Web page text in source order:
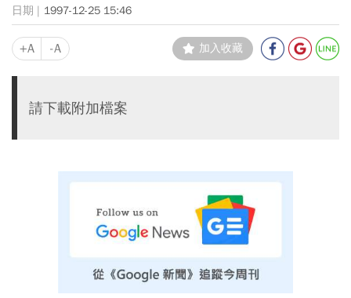
1997-12-25 15:46
+A -A 加入收藏
請下載附加檔案